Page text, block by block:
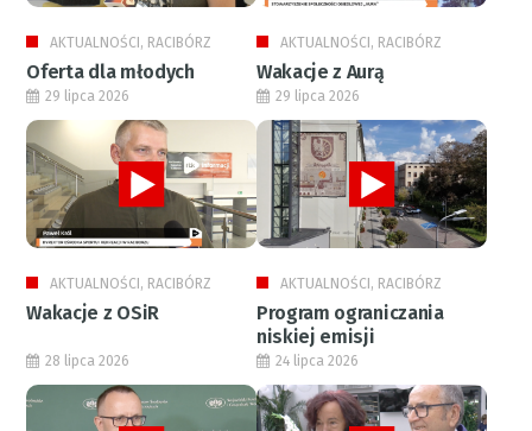
AKTUALNOŚCI, RACIBÓRZ
Oferta dla młodych
AKTUALNOŚCI, RACIBÓRZ
Wakacje z Aurą
29 lipca 2026
AKTUALNOŚCI, RACIBÓRZ
Wakacje z OSiR
29 lipca 2026
AKTUALNOŚCI, RACIBÓRZ
Program ograniczania
niskiej emisji
28 lipca 2026 24 lipca 2026